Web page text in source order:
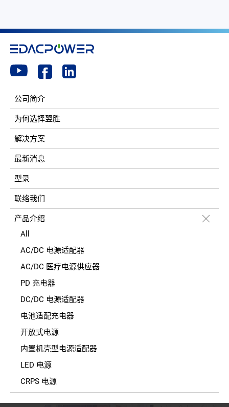
公司简介
为何选择翌胜
解决方案
最新消息
型录
联络我们
产品介绍
All
AC/DC 电源适配器
AC/DC 医疗电源供应器
PD 充电器
DC/DC 电源适配器
电池适配充电器
开放式电源
内置机壳型电源适配器
LED 电源
CRPS 电源